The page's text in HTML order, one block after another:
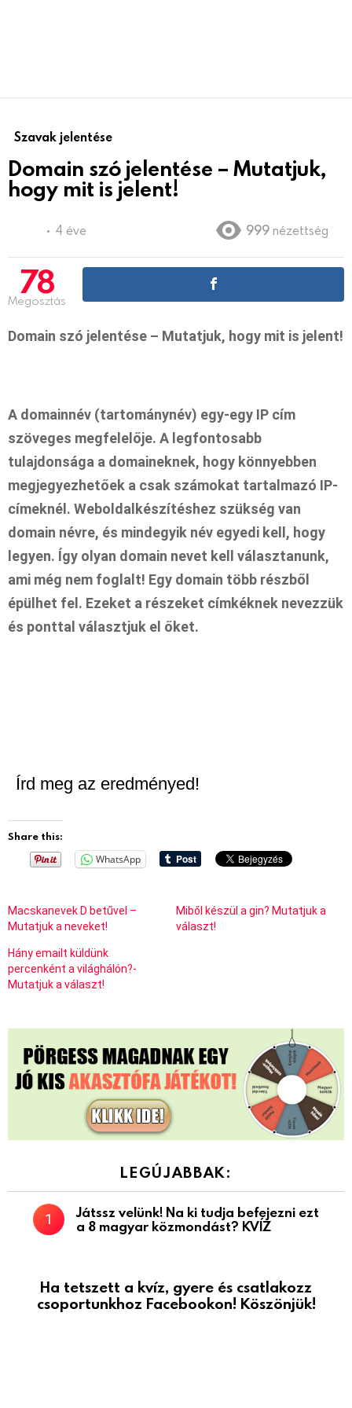
Szavak jelentése
Domain szó jelentése – Mutatjuk,
hogy mit is jelent!
4 éve 999 nézettség
78
Megosztás
Domain szó jelentése – Mutatjuk, hogy mit is jelent!
A domainnév (tartománynév) egy-egy IP cím
szöveges megfelelője. A legfontosabb
tulajdonsága a domaineknek, hogy könnyebben
megjegyezhetőek a csak számokat tartalmazó IP-
címeknél. Weboldalkészítéshez szükség van
domain névre, és mindegyik név egyedi kell, hogy
legyen. Így olyan domain nevet kell választanunk,
ami még nem foglalt! Egy domain több részből
épülhet fel. Ezeket a részeket címkéknek nevezzük
és ponttal választjuk el őket.
Írd meg az eredményed!
Share this:
WhatsApp
Macskanevek D betűvel –
Mutatjuk a neveket!
Miből készül a gin? Mutatjuk a
választ!
Hány emailt küldünk
percenként a világhálón?-
Mutatjuk a választ!
LEGÚJABBAK:
Játssz velünk! Na ki tudja befejezni ezt
a 8 magyar közmondást? KVÍZ
Ha tetszett a kvíz, gyere és csatlakozz
csoportunkhoz Facebookon! Köszönjük!